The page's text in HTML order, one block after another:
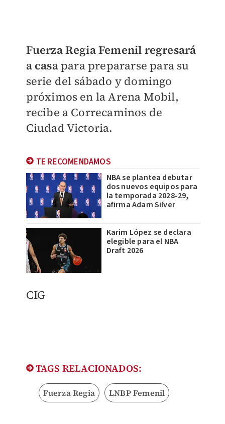
Fuerza Regia Femenil regresará
a casapara prepararse para su
serie del sábado y domingo
próximos en la Arena Mobil,
recibe a Correcaminos de
Ciudad Victoria.
TE RECOMENDAMOS
NBA se plantea debutar
dos nuevos equipos para
la temporada 2028-29,
afirma Adam Silver
Karim López se declara
elegible para el NBA
Draft 2026
​CIG
TAGS RELACIONADOS:
Fuerza Regia LNBP Femenil